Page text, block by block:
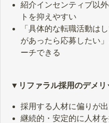
紹介インセンティブ以
トを抑えやすい
「具体的な転職活動は
があったら応募したい
ーチできる
▼リファラル採用のデメリ
採用する人材に偏りが
継続的・安定的に人材